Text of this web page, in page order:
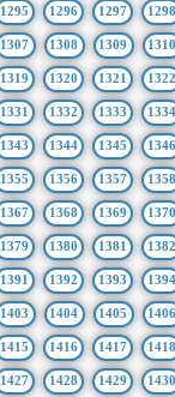
1295 1296 1297 1298
1307 1308 1309
1319 1320 1321 1322
1331 1332 1333 1334
1343 1344 1345 1346
1355 1356 1357 1358
1367 1368 1369 1370
1379 1380 1381 1382
1391 1392 1393 1394
1403 1404 1405
1415 1416 1417 1418
1427 1428 1429 1430